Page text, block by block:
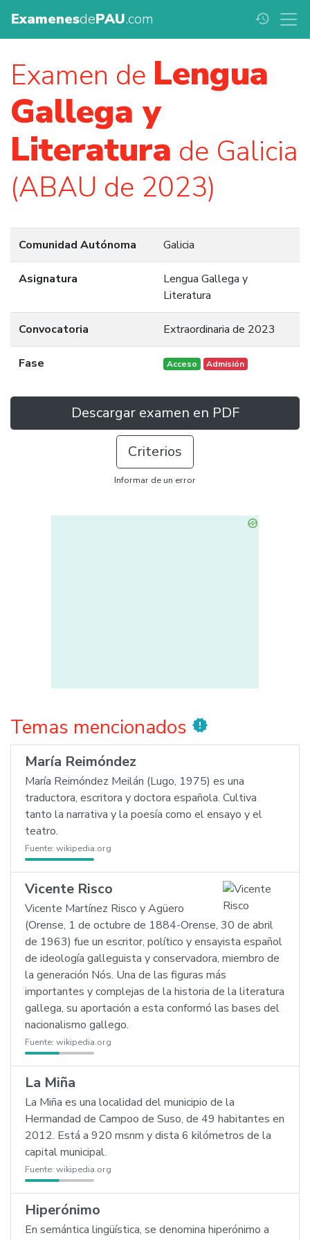
ExamenesdePAU.com history
Examen de Lengua
Gallega y
Literatura de Galicia
(ABAU de 2023)
Comunidad Autónoma Galicia
Asignatura
Lengua Gallega y
Literatura
Convocatoria Extraordinaria de 2023
Fase Acceso Admisión
Descargar examen en PDF
Criterios
Informar de un error
Temas mencionados new_releases
María Reimóndez
María Reimóndez Meilán (Lugo, 1975) es una
traductora, escritora y doctora española. Cultiva
tanto la narrativa y la poesía como el ensayo y el
teatro.
Fuente: wikipedia.org
Vicente Risco
Vicente Martínez Risco y Agüero
(Orense, 1 de octubre de 1884-Orense, 30 de abril
de 1963) fue un escritor, político y ensayista español
de ideología galleguista y conservadora, miembro de
la generación Nós. Una de las figuras más
importantes y complejas de la historia de la literatura
gallega, su aportación a esta conformó las bases del
nacionalismo gallego.
Fuente: wikipedia.org
La Miña
La Miña es una localidad del municipio de la
Hermandad de Campoo de Suso, de 49 habitantes en
2012. Está a 920 msnm y dista 6 kilómetros de la
capital municipal.
Fuente: wikipedia.org
Hiperónimo
En semántica lingüística, se denomina hiperónimo a